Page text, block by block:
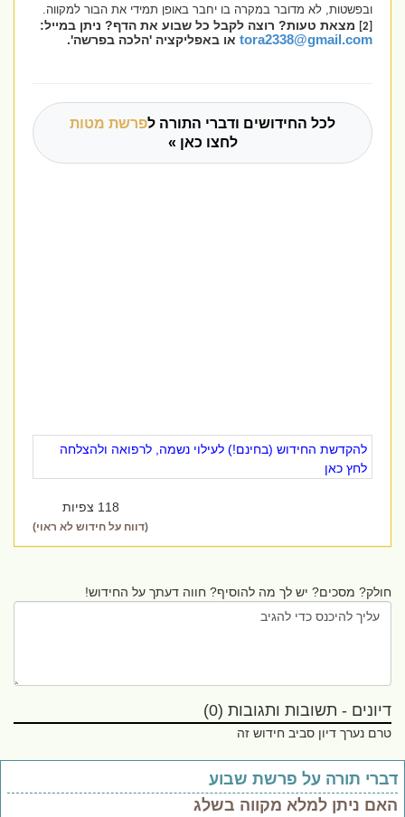
ובפשטות, לא מדובר במקרה בו יחבר באופן תמידי את הבור למקווה.
מצאת טעות? רוצה לקבל כל שבוע את הדף? ניתן במייל:
tora2338@gmail.com או באפליקציה 'הלכה בפרשה'.
לכל החידושים ודברי התורה לפרשת מטות
לחצו כאן »
להקדשת החידוש (בחינם!) לעילוי נשמה, לרפואה ולהצלחה
לחץ כאן
118 צפיות
(דווח על חידוש לא ראוי)
חולק? מסכים? יש לך מה להוסיף? חווה דעתך על החידוש!
דיונים - תשובות ותגובות (0)
טרם נערך דיון סביב חידוש זה
תורה על פרשת שבוע
ניתן למלא מקווה בשלג